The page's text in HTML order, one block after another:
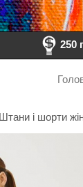
250
Штани і шорти